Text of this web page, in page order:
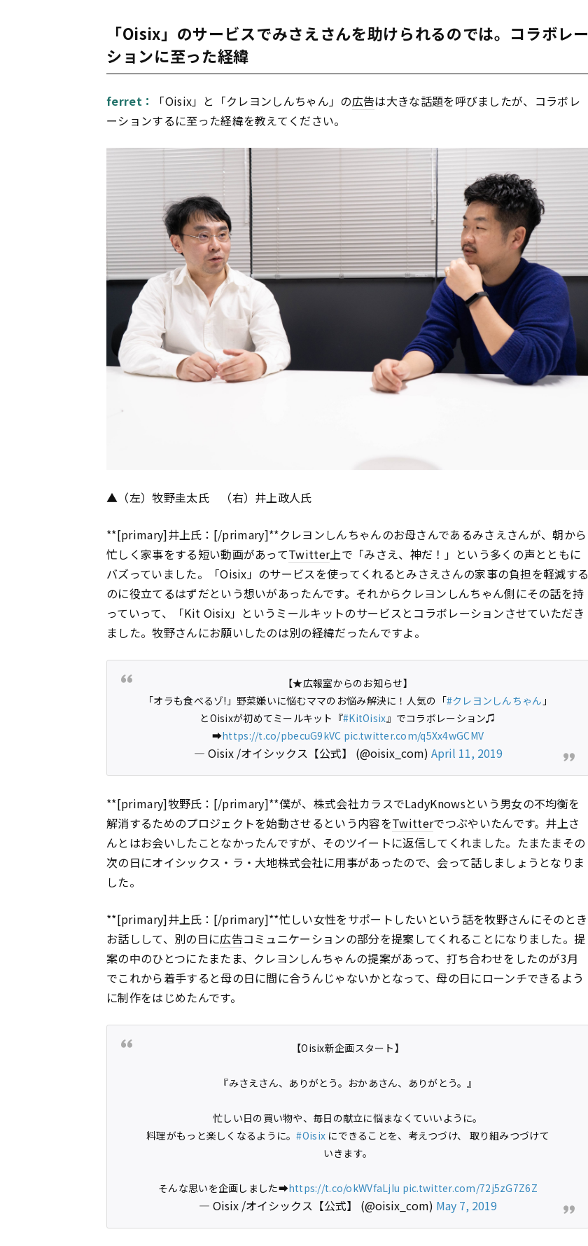
「Oisix」のサービスでみさえさんを助けられるのでは。コラボレー
ションに至った経緯
ferret： 「Oisix」と「クレヨンしんちゃん」の広告は大きな話題を呼びましたが、コラボレ
ーションするに至った経緯を教えてください。
▲（左）牧野圭太氏 （右）井上政人氏
**[primary]井上氏：[/primary]**クレヨンしんちゃんのお母さんであるみさえさんが、朝から
忙しく家事をする短い動画があってTwitter上で「みさえ、神だ！」という多くの声とともに
バズっていました。「Oisix」のサービスを使ってくれるとみさえさんの家事の負担を軽減する
のに役立てるはずだという想いがあったんです。それからクレヨンしんちゃん側にその話を持
っていって、「Kit Oisix」というミールキットのサービスとコラボレーションさせていただき
ました。牧野さんにお願いしたのは別の経緯だったんですよ。
【★広報室からのお知らせ】
「オラも食べるゾ!」野菜嫌いに悩むママのお悩み解決に！人気の「#クレヨンしんちゃん 」
とOisixが初めてミールキット『#KitOisix』でコラボレーション♫
➡️https://t.co/pbecuG9kVC pic.twitter.com/q5Xx4wGCMV
— Oisix /オイシックス【公式】 (@oisix_com) April 11, 2019
**[primary]牧野氏：[/primary]**僕が、株式会社カラスでLadyKnowsという男女の不均衡を
解消するためのプロジェクトを始動させるという内容をTwitterでつぶやいたんです。井上さ
んとはお会いしたことなかったんですが、そのツイートに返信してくれました。たまたまその
次の日にオイシックス・ラ・大地株式会社に用事があったので、会って話しましょうとなりま
した。
**[primary]井上氏：[/primary]**忙しい女性をサポートしたいという話を牧野さんにそのとき
お話しして、別の日に広告コミュニケーションの部分を提案してくれることになりました。提
案の中のひとつにたまたま、クレヨンしんちゃんの提案があって、打ち合わせをしたのが3月
でこれから着手すると母の日に間に合うんじゃないかとなって、母の日にローンチできるよう
に制作をはじめたんです。
【Oisix新企画スタート】
『みさえさん、ありがとう。おかあさん、ありがとう。』
忙しい日の買い物や、毎日の献立に悩まなくていいように。
料理がもっと楽しくなるように。#Oisix にできることを、考えつづけ、 取り組みつづけて
いきます。
そんな思いを企画しました➡https://t.co/okWVfaLjIu pic.twitter.com/72j5zG7Z6Z
— Oisix /オイシックス【公式】 (@oisix_com) May 7, 2019